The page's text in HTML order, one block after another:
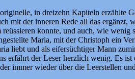
in dreizehn Kapiteln erzählte
mit der inneren Rede all das ergänzt,
reüssieren konnte, und auch, wie
Maria, mit der Christoph ein
liebt und als eifersüchtiger Mann
erfährt der Leser herzlich wenig. Es
immer wieder über die Leerstellen